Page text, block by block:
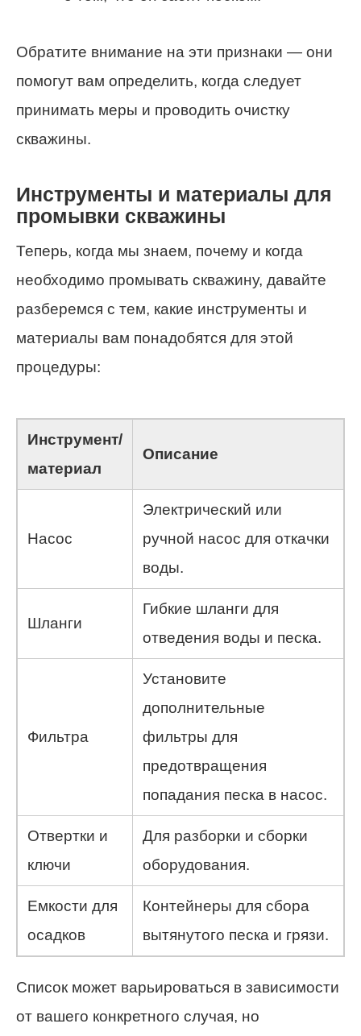
Обратите внимание на эти признаки — они
помогут вам определить, когда следует
принимать меры и проводить очистку
скважины.
Инструменты и материалы для
промывки скважины
Теперь, когда мы знаем, почему и когда
необходимо промывать скважину, давайте
разберемся с тем, какие инструменты и
материалы вам понадобятся для этой
процедуры:
Инструмент/
материал
Описание
Насос
Электрический или
ручной насос для откачки
воды.
Шланги
Гибкие шланги для
отведения воды и песка.
Фильтра
Установите
дополнительные
фильтры для
предотвращения
попадания песка в насос.
Отвертки и
ключи
Для разборки и сборки
оборудования.
Емкости для
осадков
Контейнеры для сбора
вытянутого песка и грязи.
Список может варьироваться в зависимости
от вашего конкретного случая, но